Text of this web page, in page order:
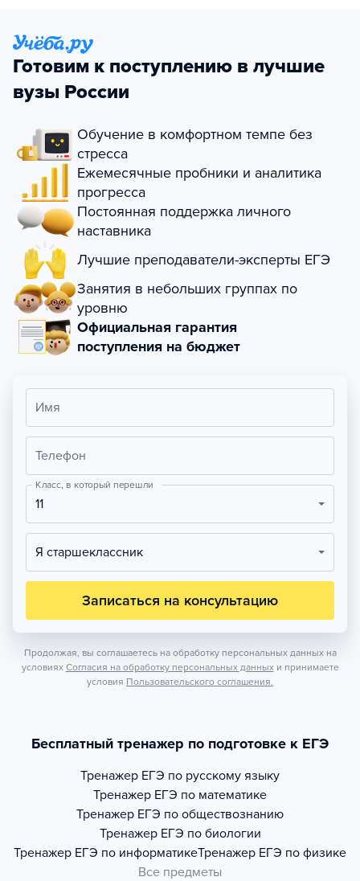
Готовим к поступлению в лучшие
вузы России
Обучение в комфортном темпе без
стресса
Ежемесячные пробники и аналитика
прогресса
Постоянная поддержка личного
наставника
Лучшие преподаватели-эксперты ЕГЭ
Занятия в небольших группах по
уровню
Официальная гарантия
поступления на бюджет
Имя
Телефон
Класс, в который перешли
11
Я старшеклассник
Записаться на консультацию
Продолжая, вы соглашаетесь на обработку персональных данных на
условиях Согласия на обработку персональных данных и принимаете
условия Пользовательского соглашения.
Бесплатный тренажер по подготовке к ЕГЭ
Тренажер ЕГЭ по русскому языку
Тренажер ЕГЭ по математике
Тренажер ЕГЭ по обществознанию
Тренажер ЕГЭ по биологии
Тренажер ЕГЭ по информатикеТренажер ЕГЭ по физике
Все предметы